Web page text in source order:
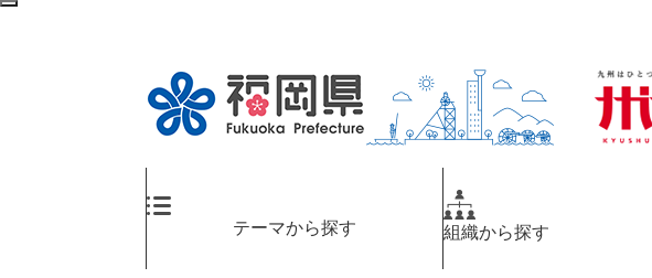
ペ
メ
テーマから探す 組織から探す